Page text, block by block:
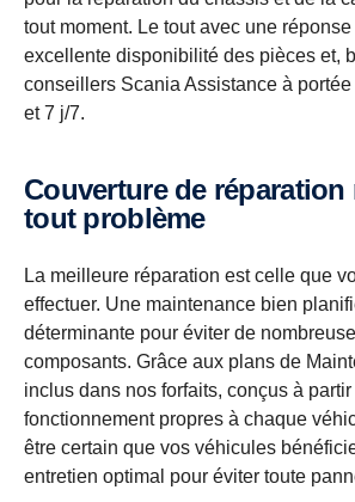
tout moment. Le tout avec une
excellente disponibilité des pièces et,
conseillers Scania Assistance à
et 7 j/7.
Couverture de réparation répondant à
tout problème
La meilleure réparation est celle que
effectuer. Une maintenance bien
déterminante pour éviter de
composants. Grâce aux plans de
inclus dans nos forfaits, conçus à
fonctionnement propres à chaque
être certain que vos véhicules
entretien optimal pour éviter toute